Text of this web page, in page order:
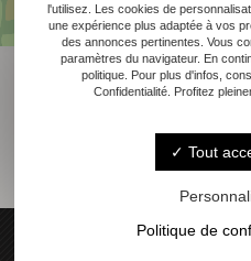
l'utilisez. Les cookies de
une expérience plus adaptée à vos
des annonces pertinentes. Vous
paramètres du navigateur. En
politique. Pour plus d'infos,
Confidentialité. Profitez
Tout
Politique de